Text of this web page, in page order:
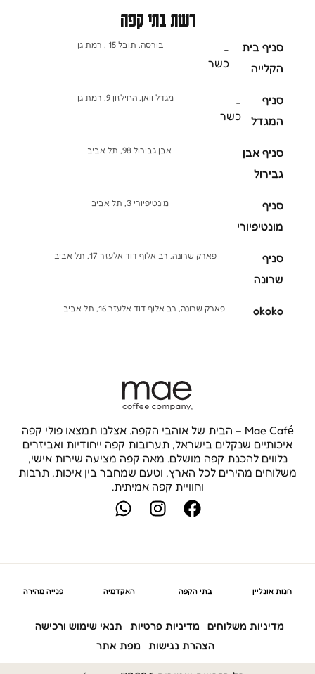
רשת בתי קפה
סניף בית
הקלייה
-
כשר
בורסה, תובל 15 , רמת גן
סניף
המגדל
-
כשר
מגדל וואן, החילזון 9, רמת גן
סניף אבן
גבירול
אבן גבירול 98, תל אביב
סניף
מונטיפיורי
מונטיפיורי 3, תל אביב
סניף
שרונה
פארק שרונה, רב אלוף דוד אלעזר 17, תל אביב
okoko פארק שרונה, רב אלוף דוד אלעזר 16, תל אביב
Mae Café – הבית של אוהבי הקפה. אצלנו תמצאו פולי קפה
איכותיים שנקלים בישראל, תערובות קפה ייחודיות ואביזרים
נלווים להכנת קפה מושלם. מאה קפה מציעה שירות אישי,
משלוחים מהירים לכל הארץ, וטעם שמחבר בין איכות, תרבות
וחוויית קפה אמיתית.
F
e
o
k
I
t
a
m
W
t
a
p
חנות אונליין בתי הקפה האקדמיה פנייה מהירה
מדיניות משלוחים מדיניות פרטיות
תנאי שימוש ורכישה
הצהרת נגישות
מפת אתר